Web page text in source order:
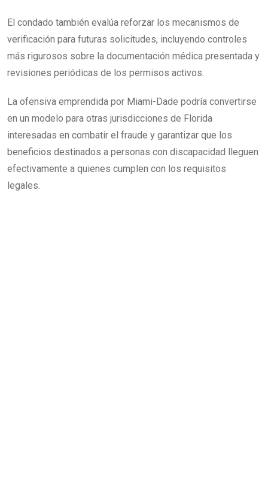
El condado también evalúa reforzar los mecanismos de
verificación para futuras solicitudes, incluyendo controles
más rigurosos sobre la documentación médica presentada y
revisiones periódicas de los permisos activos.
La ofensiva emprendida por Miami-Dade podría convertirse
en un modelo para otras jurisdicciones de Florida
interesadas en combatir el fraude y garantizar que los
beneficios destinados a personas con discapacidad lleguen
efectivamente a quienes cumplen con los requisitos
legales.